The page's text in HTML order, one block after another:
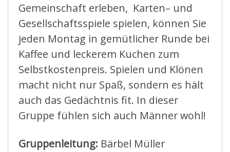
Gemeinschaft erleben, Karten– und
Gesellschaftsspiele spielen, können Sie
jeden Montag in gemütlicher Runde bei
Kaffee und leckerem Kuchen zum
Selbstkostenpreis. Spielen und Klönen
macht nicht nur Spaß, sondern es hält
auch das Gedächtnis fit. In dieser
Gruppe fühlen sich auch Männer wohl!
Gruppenleitung: Bärbel Müller